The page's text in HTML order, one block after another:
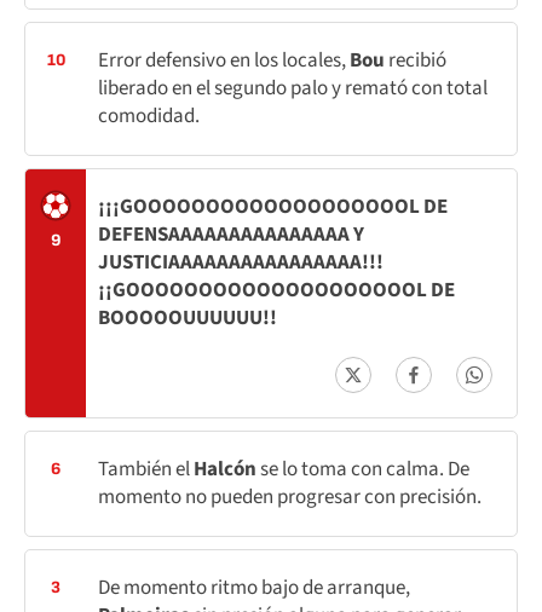
10 Error defensivo en los locales,Bou recibió
liberado en el segundo palo y remató con total
comodidad.
9
¡¡¡GOOOOOOOOOOOOOOOOOOOL DE
DEFENSAAAAAAAAAAAAAAA Y
JUSTICIAAAAAAAAAAAAAAAA!!!
¡¡GOOOOOOOOOOOOOOOOOOOOL DE
BOOOOOUUUUUU!!
6 También elHalcónse lo toma con calma. De
momento no pueden progresar con precisión.
3
De momento ritmo bajo de arranque,